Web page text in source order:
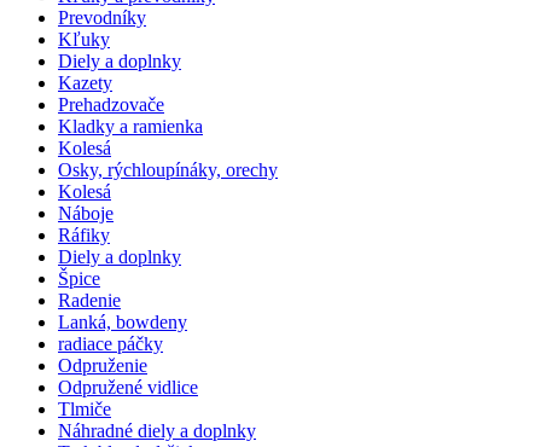
Prevodníky
Kľuky
Diely a doplnky
Kazety
Prehadzovače
Kladky a ramienka
Kolesá
Osky, rýchloupínáky, orechy
Kolesá
Náboje
Ráfiky
Diely a doplnky
Špice
Radenie
Lanká, bowdeny
radiace páčky
Odpruženie
Odpružené vidlice
Tlmiče
Náhradné diely a doplnky